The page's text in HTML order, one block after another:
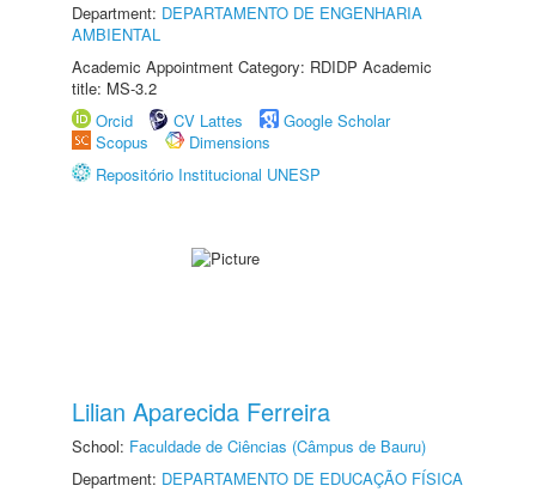
Department: DEPARTAMENTO DE ENGENHARIA
AMBIENTAL
Academic Appointment Category: RDIDP Academic
title: MS-3.2
Orcid
CV Lattes
Google Scholar
Scopus
Dimensions
Repositório Institucional UNESP
Lilian Aparecida Ferreira
School: Faculdade de Ciências (Câmpus de Bauru)
Department: DEPARTAMENTO DE EDUCAÇÃO FÍSICA